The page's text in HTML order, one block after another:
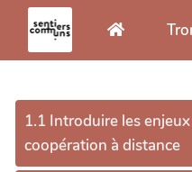
Aller au contenu principal
1.1 Introduire les
coopération à distance